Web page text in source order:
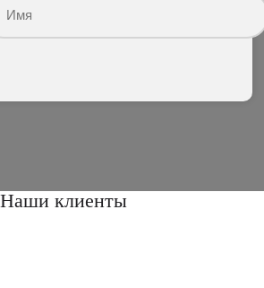
Наши клиенты